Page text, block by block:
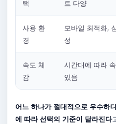
택
트 다양
사용 환
경
모바일 최적화,
성
속도 체
감
시간대에 따라
있음
어느 하나가 절대적으로 우수하
에 따라 선택의 기준이 달라진다